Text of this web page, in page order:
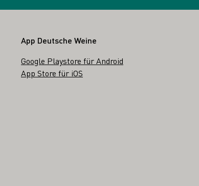
App Deutsche Weine
Google Playstore für Android
App Store für iOS